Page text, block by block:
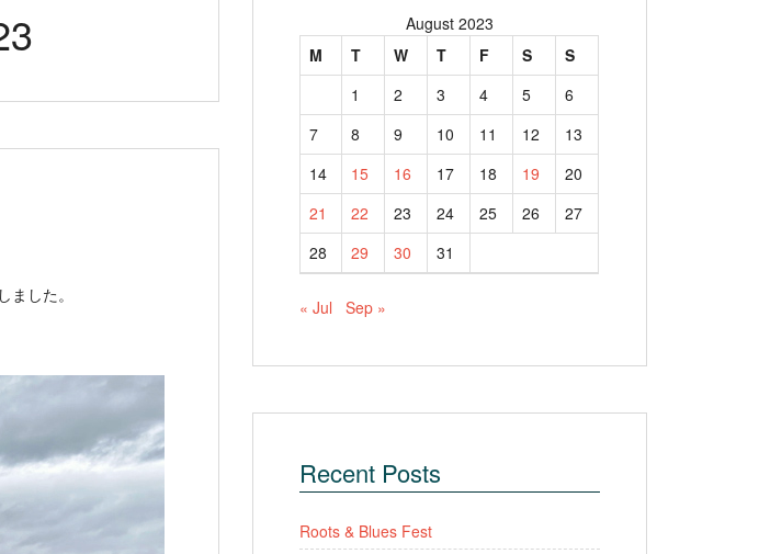
した。
August 2023
M
T W T F S
S
1
2 3 4 5
6
7
8 9 10 11 12
13
14
15 16 17 18 19
20
21
22 23 24 25 26
27
28
29 30 31
« Jul Sep »
Recent Posts
Roots & Blues Fest